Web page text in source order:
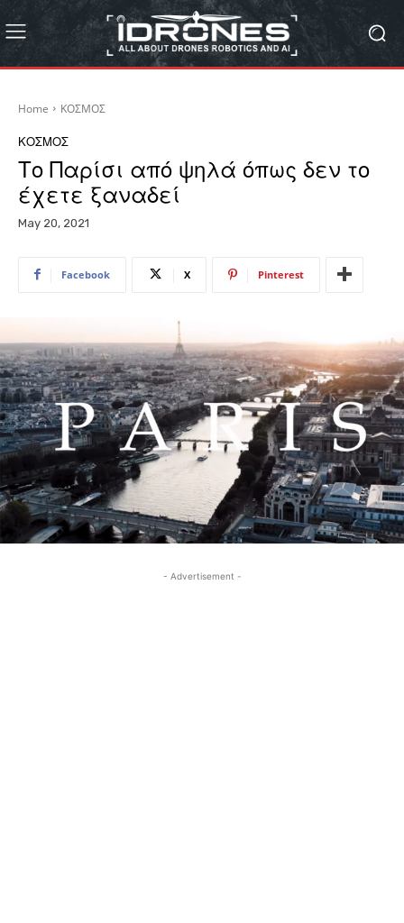
Home ΚΟΣΜΟΣ
ΚΟΣΜΟΣ
Το Παρίσι από ψηλά όπως δεν το
έχετε ξαναδεί
May 20, 2021
Facebook X Pinterest
- Advertisement -